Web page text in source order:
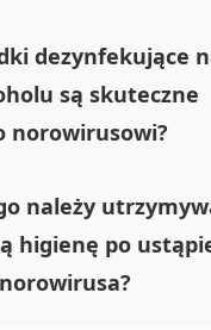
dezynfekujące
są skuteczne
norowirusowi?
należy
higienę po